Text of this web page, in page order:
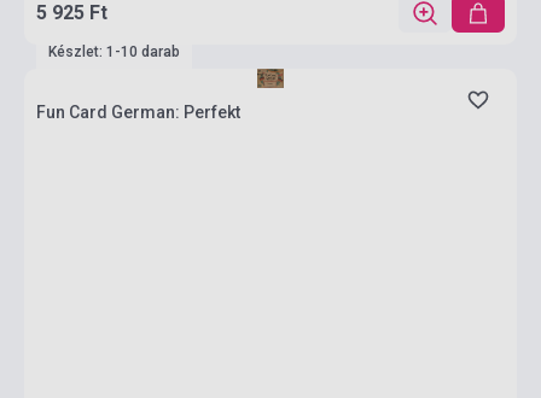
5 925 Ft
Készlet: 1-10 darab
Fun Card German: Perfekt